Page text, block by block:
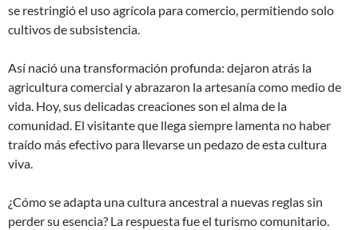
se restringió el uso agrícola para comercio, permitiendo solo
cultivos de subsistencia.
Así nació una transformación profunda: dejaron atrás la
agricultura comercial y abrazaron la artesanía como medio de
vida. Hoy, sus delicadas creaciones son el alma de la
comunidad. El visitante que llega siempre lamenta no haber
traído más efectivo para llevarse un pedazo de esta cultura
viva.
¿Cómo se adapta una cultura ancestral a nuevas reglas sin
perder su esencia? La respuesta fue el turismo comunitario.